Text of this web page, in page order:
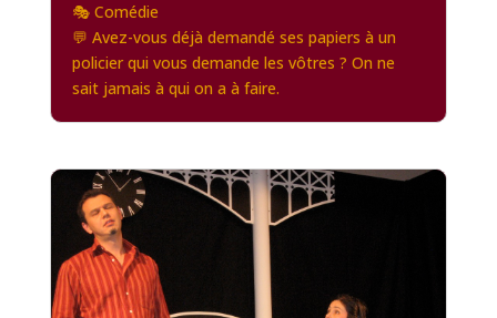
🎭 Comédie
💬 Avez-vous déjà demandé ses papiers à un
policier qui vous demande les vôtres ? On ne
sait jamais à qui on a à faire.